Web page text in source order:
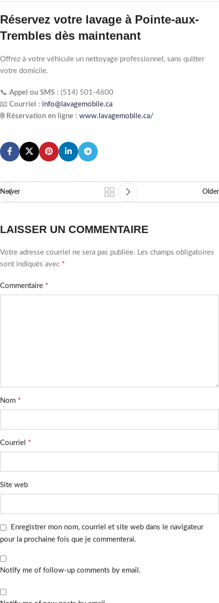
Réservez votre lavage à Pointe-aux-
Trembles dès maintenant
Offrez à votre véhicule un nettoyage professionnel, sans quitter
votre domicile.
📞 Appel ou SMS : (514) 501‑4600
📧 Courriel : info@lavagemobile.ca
🌐 Réservation en ligne : www.lavagemobile.ca/
Newer Older
LAISSER UN COMMENTAIRE
Votre adresse courriel ne sera pas publiée. Les champs obligatoires
sont indiqués avec *
Commentaire *
Nom *
Courriel *
Site web
Enregistrer mon nom, courriel et site web dans le navigateur
pour la prochaine fois que je commenterai.
Notify me of follow-up comments by email.